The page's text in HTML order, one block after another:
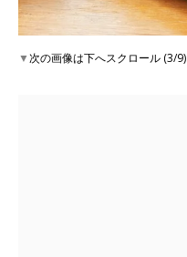
▼次の画像は下へスクロール (3/9)